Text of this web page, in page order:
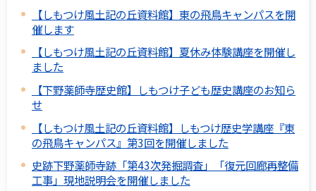
【しもつけ風土記の丘資料館】東の飛鳥キャンパスを開
催します
【しもつけ風土記の丘資料館】夏休み体験講座を開催し
ました
【下野薬師寺歴史館】しもつけ子ども歴史講座のお知ら
せ
【しもつけ風土記の丘資料館】しもつけ歴史学講座『東
の飛鳥キャンパス』第3回を開催しました
史跡下野薬師寺跡「第43次発掘調査」「復元回廊再整備
工事」現地説明会を開催しました